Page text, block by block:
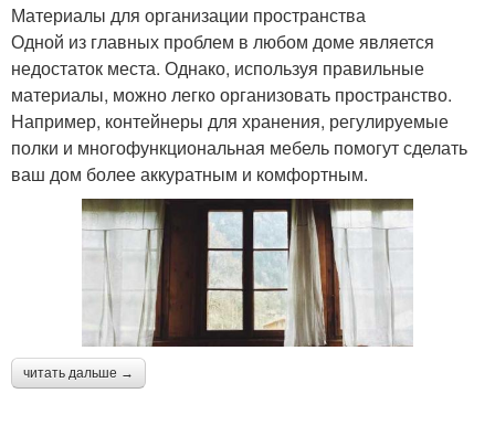
Материалы для организации пространства
Одной из главных проблем в любом доме является
недостаток места. Однако, используя правильные
материалы, можно легко организовать пространство.
Например, контейнеры для хранения, регулируемые
полки и многофункциональная мебель помогут сделать
ваш дом более аккуратным и комфортным.
читать дальше →